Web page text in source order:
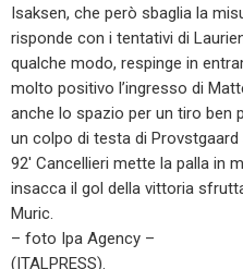
Isaksen, che però sbaglia la
risponde con i tentativi di
qualche modo, respinge in
molto positivo l’ingresso di
anche lo spazio per un tiro ben
un colpo di testa di
92′ Cancellieri mette la palla in
insacca il gol della vittoria
Muric.
– foto Ipa Agency –
(ITALPRESS).